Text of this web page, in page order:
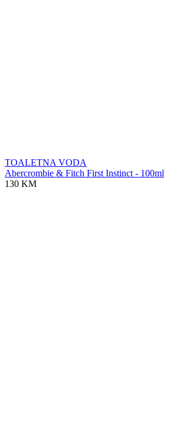
TOALETNA VODA
Abercrombie & Fitch First Instinct - 100ml
130 KM